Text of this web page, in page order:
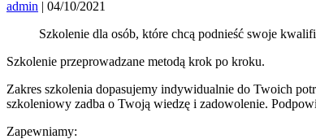
admin | 04/10/2021
Szkolenie dla osób, które chcą podnieść swoje
Szkolenie przeprowadzane metodą krok po kroku.
Zakres szkolenia dopasujemy indywidualnie do Twoich
szkoleniowy zadba o Twoją wiedzę i zadowolenie.
Zapewniamy: